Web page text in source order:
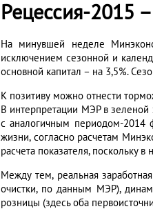
Рецессия-2015
На минувшей неделе
исключением сезонной и
основной капитал – на 3,5%.
К позитиву можно отнести
В интерпретации МЭР в зеленой
с аналогичным периодом-2014
жизни, согласно расчетам
расчета показателя, поскольку
Между тем, реальная
очистки, по данным МЭР),
розницы (здесь оба